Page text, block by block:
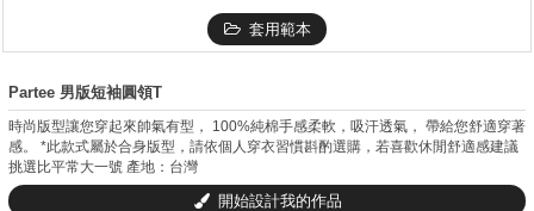
套用範本
Partee 男版短袖圓領T
時尚版型讓您穿起來帥氣有型， 100%純棉手感柔軟，吸汗透氣， 帶給您舒適穿著
感。 *此款式屬於合身版型，請依個人穿衣習慣斟酌選購，若喜歡休閒舒適感建議
挑選比平常大一號 產地：台灣
開始設計我的作品